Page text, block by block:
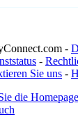
-
-
Sie uns -
die Homepage